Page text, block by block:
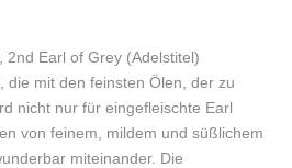
Earl of Grey (Adelstitel)
die mit den feinsten Ölen, der zu
nicht nur für eingefleischte Earl
von feinem, mildem und süßlichem
miteinander. Die